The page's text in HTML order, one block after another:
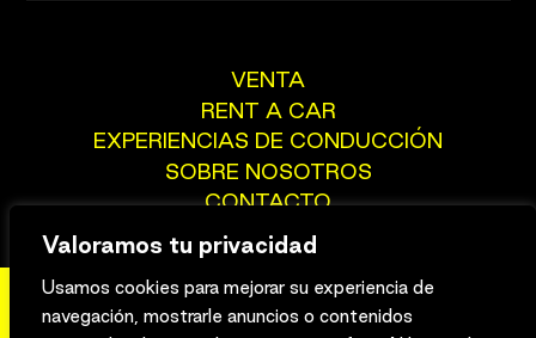
Valoramos tu privacidad
Usamos cookies para mejorar su experiencia de
navegación, mostrarle anuncios o contenidos
VENTA
RENT A CAR
EXPERIENCIAS DE CONDUCCIÓN
SOBRE NOSOTROS
CONTACTO
Aviso legal Privacidad Cookies